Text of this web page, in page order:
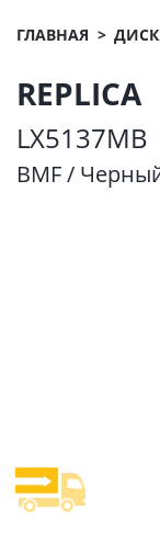
ГЛАВНАЯ
REPLICA
LX5137MB
BMF /